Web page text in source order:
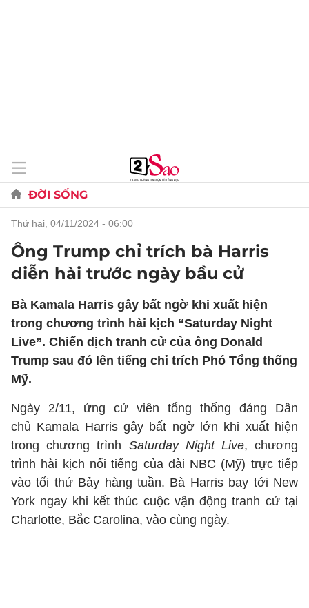
ĐỜI SỐNG
thứ hai, 04/11/2024 - 06:00
Ông Trump chỉ trích bà Harris
diễn hài trước ngày bầu cử
Bà Kamala Harris gây bất ngờ khi xuất hiện
trong chương trình hài kịch “Saturday Night
Live”. Chiến dịch tranh cử của ông Donald
Trump sau đó lên tiếng chỉ trích Phó Tổng thống
Mỹ.
Ngày 2/11, ứng cử viên tổng thống đảng Dân
chủ Kamala Harris gây bất ngờ lớn khi xuất hiện
trong chương trình Saturday Night Live, chương
trình hài kịch nổi tiếng của đài NBC (Mỹ) trực tiếp
vào tối thứ Bảy hàng tuần. Bà Harris bay tới New
York ngay khi kết thúc cuộc vận động tranh cử tại
Charlotte, Bắc Carolina, vào cùng ngày.